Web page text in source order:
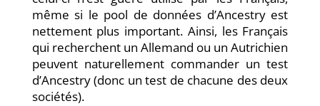
même si le pool de données d’Ancestry est
nettement plus important. Ainsi, les Français
qui recherchent un Allemand ou un Autrichien
peuvent naturellement commander un test
d’Ancestry (donc un test de chacune des deux
sociétés).